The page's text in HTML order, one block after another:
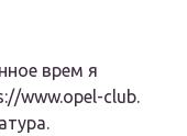
врем я
www.opel-club.